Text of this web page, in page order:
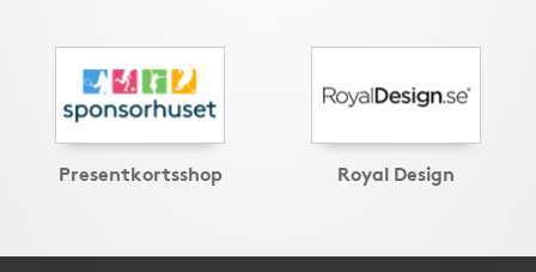
Presentkortsshop Royal Design